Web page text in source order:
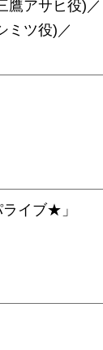
鷹アサヒ役)／
ミツ役)／
イブ★」